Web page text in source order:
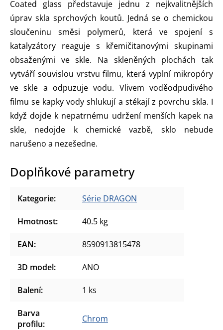
Coated glass představuje jednu z nejkvalitnějších
úprav skla sprchových koutů. Jedná se o chemickou
sloučeninu směsi polymerů, která ve spojení s
katalyzátory reaguje s křemičitanovými skupinami
obsaženými ve skle. Na skleněných plochách tak
vytváří souvislou vrstvu filmu, která vyplní mikropóry
ve skle a odpuzuje vodu. Vlivem voděodpudivého
filmu se kapky vody shlukují a stékají z povrchu skla. I
když dojde k nepatrnému udržení menších kapek na
skle, nedojde k chemické vazbě, sklo nebude
narušeno a nezešedne.
Doplňkové parametry
Kategorie: Série DRAGON
Hmotnost: 40.5 kg
EAN: 8590913815478
3D model: ANO
Balení: 1 ks
Barva
profilu: Chrom